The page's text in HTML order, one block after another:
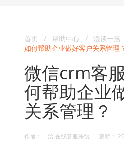
首页 / 帮助中心 / 漫谈一洽
如何帮助企业做好客户关系管理
微信crm客
何帮助企业
关系管理？
作者：一洽·在线客服系统 更新：